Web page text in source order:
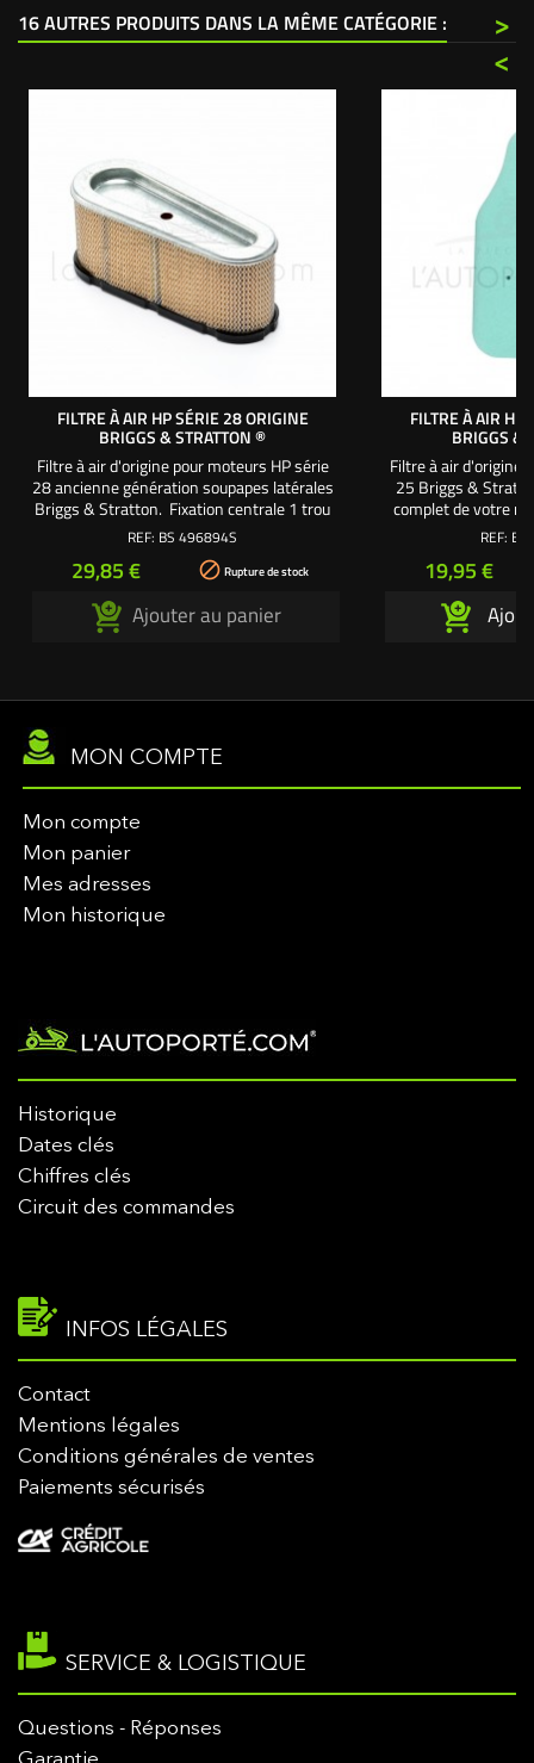
16 AUTRES PRODUITS DANS LA MÊME CATÉGORIE :
>
<
FILTRE À AIR HP SÉRIE 28 ORIGINE
BRIGGS & STRATTON ®
Filtre à air d'origine pour moteurs HP série
28 ancienne génération soupapes latérales
Briggs & Stratton. Fixation centrale 1 trou
Utilisez la mousse préfiltre : BS272403S
préférez les packs révision pour moteurs
séries : HP 28 - OHV 28 - OHV 28 avec filtre
à huile
REF: BS 496894S
Prix
29,85 €  Rupture de stock
Ajouter au panier
FILTRE À AIR
BRIGGS &
Filtre à air d'origine
25 Briggs &
complet de votre
REF:
Prix
19,95 €
MON COMPTE
Mon compte
Mon panier
Mes adresses
Mon historique
Historique
Dates clés
Chiffres clés
Circuit des commandes
INFOS LÉGALES
Contact
Mentions légales
Conditions générales de ventes
Paiements sécurisés
SERVICE & LOGISTIQUE
Questions - Réponses